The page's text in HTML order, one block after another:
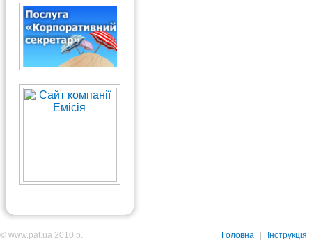
© www.pat.ua 2010 р. Головна Інструкція